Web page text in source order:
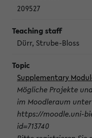
209527
Dürr, Strube-Bloss
Supplementary
Mögliche Projekte
im Moodleraum
https://moodle.uni-
id=713740